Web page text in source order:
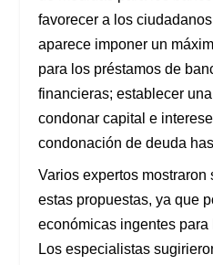
favorecer a los
aparece imponer un
para los préstamos de
financieras; establecer
condonar capital e
condonación de deuda
Varios expertos
estas propuestas, ya que
económicas ingentes
Los especialistas